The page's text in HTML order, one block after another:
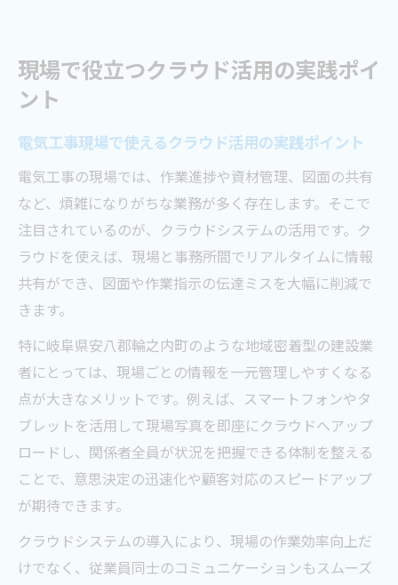
現場で役立つクラウド活用の実践ポイ
ント
電気工事現場で使えるクラウド活用の実践ポイント
電気工事の現場では、作業進捗や資材管理、図面の共有
など、煩雑になりがちな業務が多く存在します。そこで
注目されているのが、クラウドシステムの活用です。ク
ラウドを使えば、現場と事務所間でリアルタイムに情報
共有ができ、図面や作業指示の伝達ミスを大幅に削減で
きます。
特に岐阜県安八郡輪之内町のような地域密着型の建設業
者にとっては、現場ごとの情報を一元管理しやすくなる
点が大きなメリットです。例えば、スマートフォンやタ
ブレットを活用して現場写真を即座にクラウドへアップ
ロードし、関係者全員が状況を把握できる体制を整える
ことで、意思決定の迅速化や顧客対応のスピードアップ
が期待できます。
クラウドシステムの導入により、現場の作業効率向上だ
けでなく、従業員同士のコミュニケーションもスムーズ